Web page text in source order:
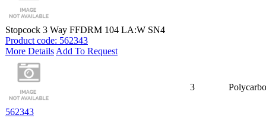
Stopcock 3 Way FFDRM 104 LA:W SN4
Product code: 562343
More Details Add To Request
562343
3